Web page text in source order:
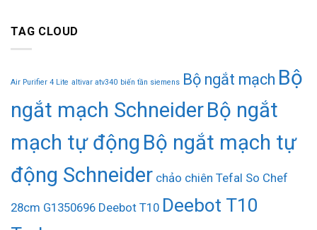
TAG CLOUD
Air Purifier 4 Lite altivar atv340 biến tần siemens Bộ ngắt mạch Bộ
ngắt mạch SchneiderBộ ngắt
mạch tự động Bộ ngắt mạch tự
động Schneider chảo chiên Tefal So Chef
28cm G1350696 Deebot T10 Deebot T10